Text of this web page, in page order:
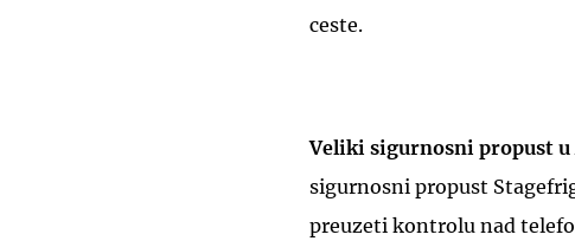
ceste.
Veliki sigurnosni propust
sigurnosni propust
preuzeti kontrolu nad